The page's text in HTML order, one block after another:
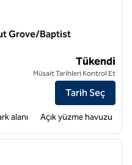
Grove/Baptist
Grove/Baptist Hospital East
Baptist Hospital East için otel
Tükendi
Müsait Tarihleri Kontrol Et
Tarih Seç
alanı Açık yüzme havuzu